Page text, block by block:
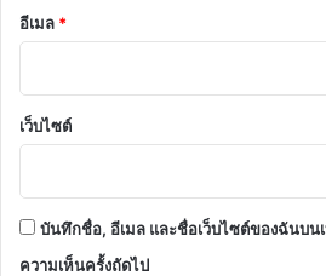
อีเมล *
เว็บไซต์
บันทึกชื่อ, อีเมล และชื่อเว็บไซต์ของฉันบน
ความเห็นครั้งถัดไป